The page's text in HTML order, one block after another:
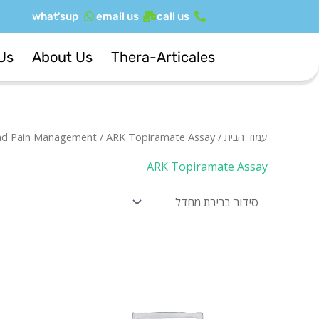
לתוכן
call us
email us
what'sup
Thera-Articales
About Us
עמוד הבית /
Pain Management/ ARK Topiramate Assay
ARK Topiramate Assay